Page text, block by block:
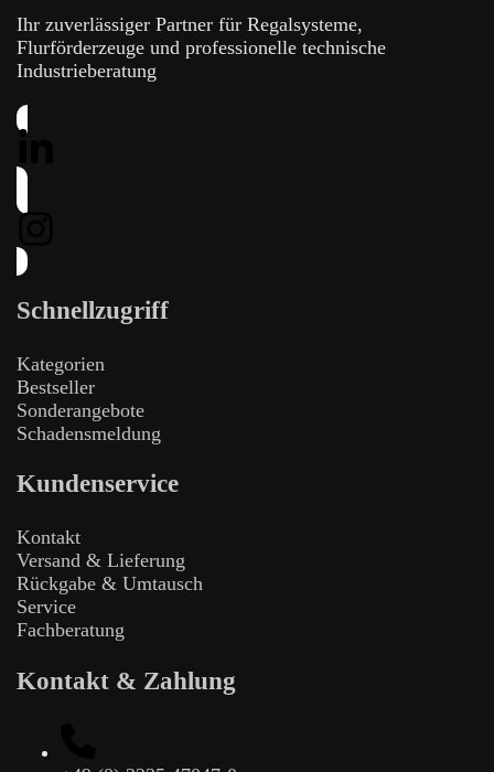
Ihr zuverlässiger Partner für Regalsysteme,
Flurförderzeuge und professionelle technische
Industrieberatung
Schnellzugriff
Kategorien
Bestseller
Sonderangebote
Schadensmeldung
Kundenservice
Kontakt
Versand & Lieferung
Rückgabe & Umtausch
Service
Fachberatung
Kontakt & Zahlung